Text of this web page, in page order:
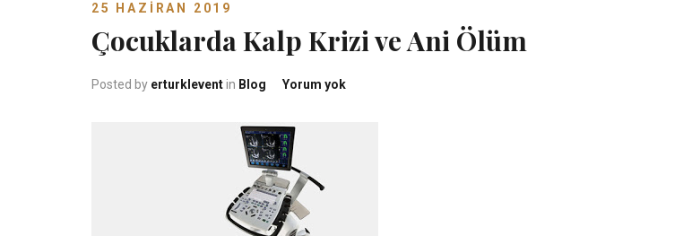
25 HAZIRAN 2019
Çocuklarda Kalp Krizi ve Ani Ölüm
Posted by erturkleventin Blog Yorum yokÇocuklarda Kalp Krizi ve Ani Ölüm